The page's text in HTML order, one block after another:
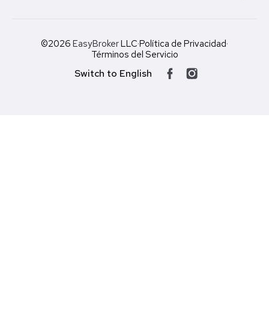
©2026 EasyBrokerLLC·Política de Privacidad·
Términos del Servicio
Switch to English